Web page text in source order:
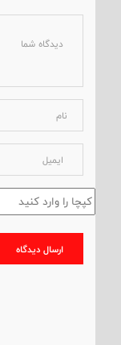
ارسال دیدگاه